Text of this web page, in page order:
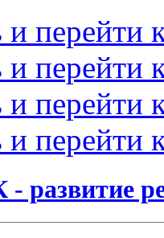
перейти
перейти
перейти
перейти